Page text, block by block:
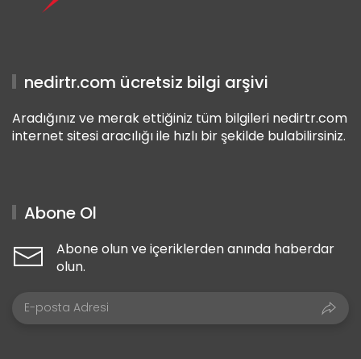
nedirtr.com ücretsiz bilgi arşivi
Aradığınız ve merak ettiğiniz tüm bilgileri nedirtr.com
internet sitesi aracılığı ile hızlı bir şekilde bulabilirsiniz.
Abone Ol
Abone olun ve içeriklerden anında haberdar
olun.